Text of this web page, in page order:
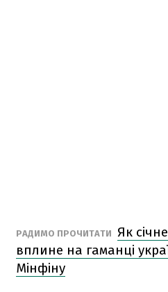
РАДИМО ПРОЧИТАТИ
Як
вплине на гаманці
Мінфіну